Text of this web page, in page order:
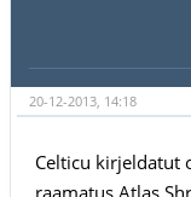
20-12-2013, 14:18
Celticu kirjeldatut
raamatus Atlas